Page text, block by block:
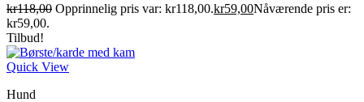
kr118,00 Opprinnelig pris var: kr118,00.kr59,00Nåværende pris er:
kr59,00.
Tilbud!
Quick View
Hund